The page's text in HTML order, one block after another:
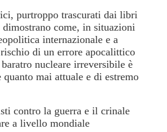
purtroppo trascurati dai libri
come, in situazioni
internazionale e a
di un errore apocalittico
nucleare irreversibile è
quanto mai attuale e di estremo
contro la guerra e il crinale
a livello mondiale